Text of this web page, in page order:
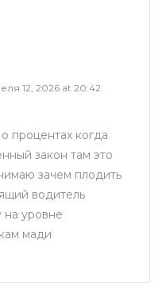
12, 2026 at 20:42
процентах когда
закон там это
зачем плодить
водитель
на уровне
мади